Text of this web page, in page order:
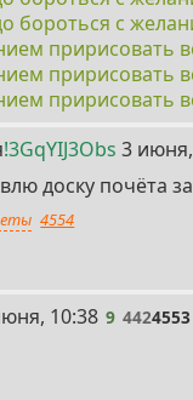
бороться с
пририсовать
пририсовать
пририсовать
!3GqYIJ3Obs 8
3
доску почёта
4554
10:38 9 4424553